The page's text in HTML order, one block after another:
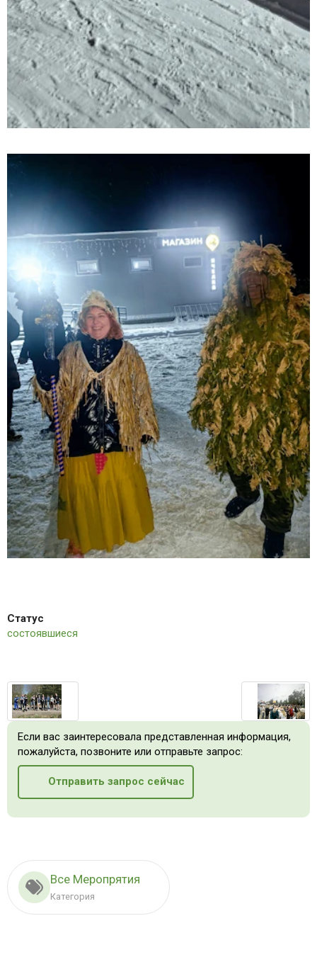
Статус
состоявшиеся
Если вас заинтересовала представленная информация,
пожалуйста, позвоните или отправьте запрос:
Отправить запрос сейчас
Все Меропрятия
Категория